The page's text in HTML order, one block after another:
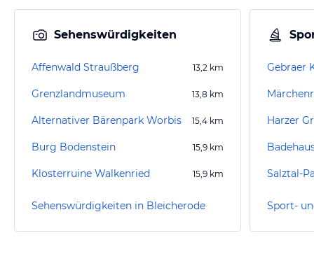
Sehenswürdigkeiten
Affenwald Straußberg 13,2 km
Grenzlandmuseum 13,8 km
Alternativer Bärenpark Worbis 15,4 km
Burg Bodenstein 15,9 km
Klosterruine Walkenried 15,9 km
Sehenswürdigkeiten in Bleicherode
Gebraer
Harzer
Salztal-